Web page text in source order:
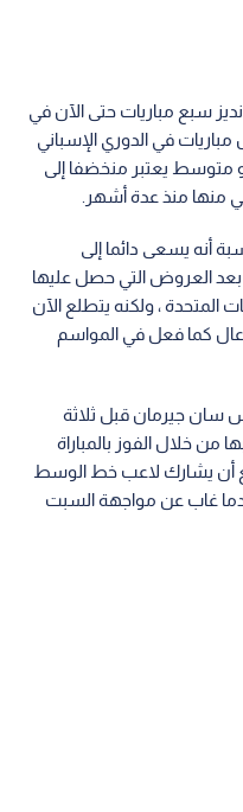
سبع مباريات حتى الآن في
في الدوري الإسباني
متوسط يعتبر منخضفا إلى
منها منذ عدة أشهر.
أنه يسعى دائما إلى
العروض التي حصل عليها
، ولكنه يتطلع الآن
كما فعل في المواسم
سان جيرمان قبل ثلاثة
بها من خلال الفوز بالمباراة
أن يشارك لاعب خط الوسط
غاب عن مواجهة السبت